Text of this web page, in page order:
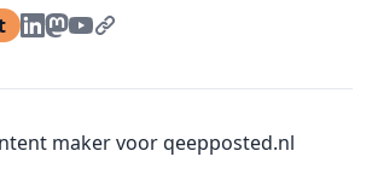
maker voor qeepposted.nl